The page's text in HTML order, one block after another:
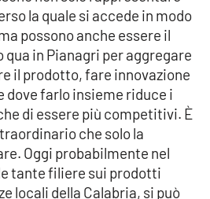
la quale si accede in modo
possono anche essere il
qua in Pianagri per aggregare
il prodotto, fare innovazione
dove farlo insieme riduce i
di essere più competitivi. È
che solo la
Oggi probabilmente nel
tante filiere sui prodotti
locali della Calabria, si può